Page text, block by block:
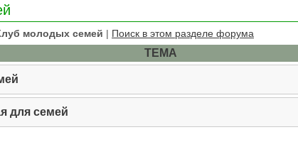
молодых семей | Поиск в этом разделе форума
ТЕМА
для семей